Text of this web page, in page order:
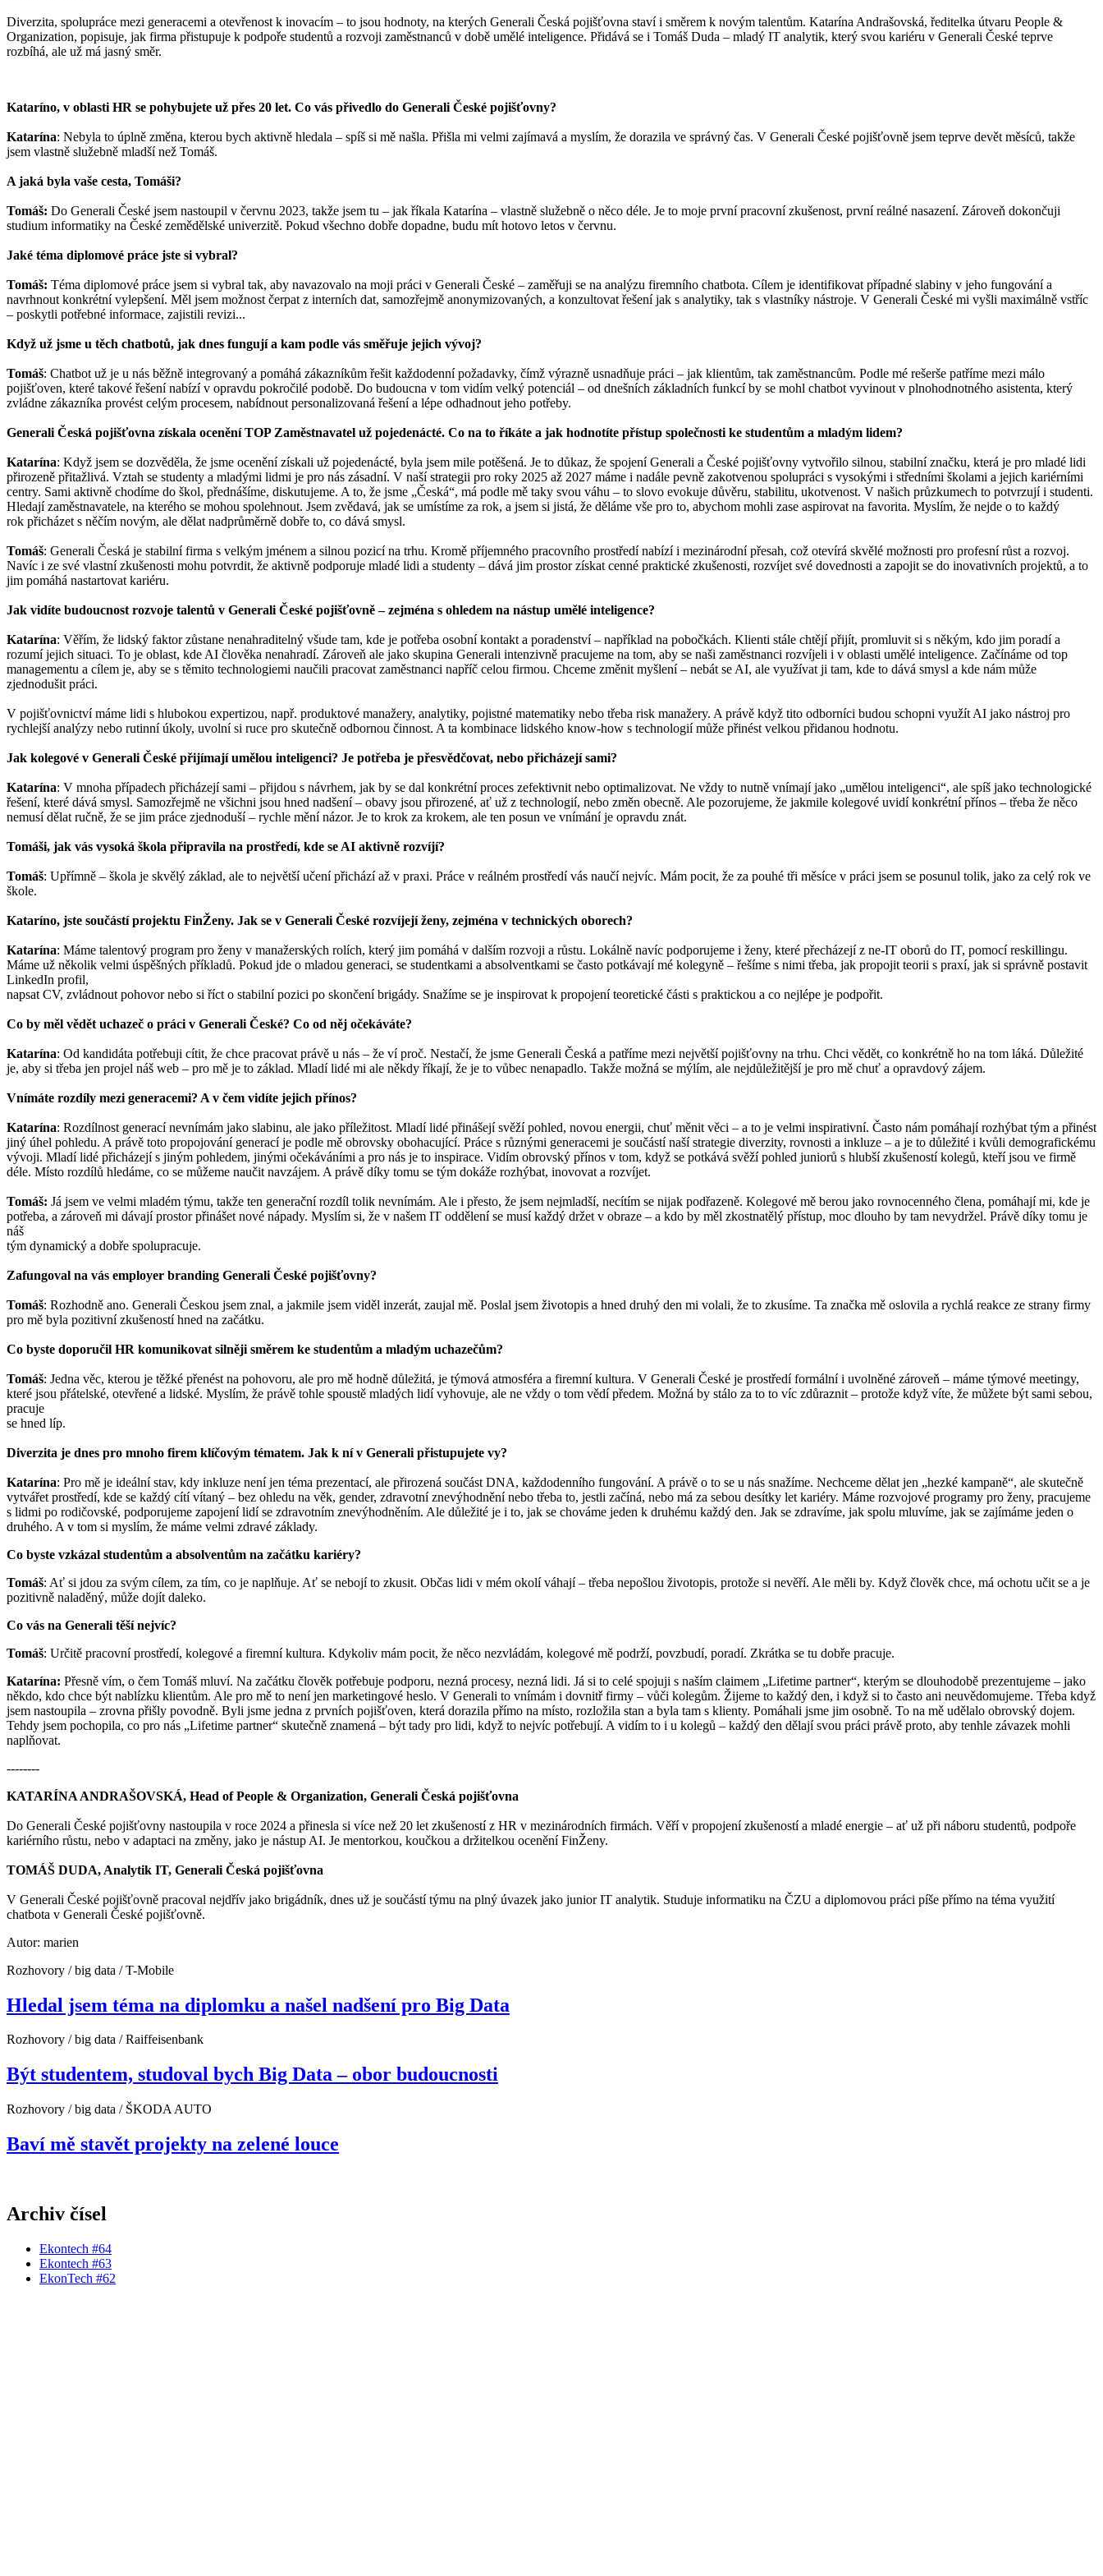
Diverzita, spolupráce mezi generacemi a otevřenost k inovacím – to jsou hodnoty, na kterých Generali Česká pojišťovna staví i směrem k novým talentům. Katarína Andrašovská, ředitelka útvaru People &
Organization, popisuje, jak firma přistupuje k podpoře studentů a rozvoji zaměstnanců v době umělé inteligence. Přidává se i Tomáš Duda – mladý IT analytik, který svou kariéru v Generali České teprve
rozbíhá, ale už má jasný směr.
Kataríno, v oblasti HR se pohybujete už přes 20 let. Co vás přivedlo do Generali České pojišťovny?
Katarína: Nebyla to úplně změna, kterou bych aktivně hledala – spíš si mě našla. Přišla mi velmi zajímavá a myslím, že dorazila ve správný čas. V Generali České pojišťovně jsem teprve devět měsíců, takže
jsem vlastně služebně mladší než Tomáš.
A jaká byla vaše cesta, Tomáši?
Tomáš: Do Generali České jsem nastoupil v červnu 2023, takže jsem tu – jak říkala Katarína – vlastně služebně o něco déle. Je to moje první pracovní zkušenost, první reálné nasazení. Zároveň dokončuji
studium informatiky na České zemědělské univerzitě. Pokud všechno dobře dopadne, budu mít hotovo letos v červnu.
Jaké téma diplomové práce jste si vybral?
Tomáš: Téma diplomové práce jsem si vybral tak, aby navazovalo na moji práci v Generali České – zaměřuji se na analýzu firemního chatbota. Cílem je identifikovat případné slabiny v jeho fungování a
navrhnout konkrétní vylepšení. Měl jsem možnost čerpat z interních dat, samozřejmě anonymizovaných, a konzultovat řešení jak s analytiky, tak s vlastníky nástroje. V Generali České mi vyšli maximálně vstříc
– poskytli potřebné informace, zajistili revizi...
Když už jsme u těch chatbotů, jak dnes fungují a kam podle vás směřuje jejich vývoj?
Tomáš: Chatbot už je u nás běžně integrovaný a pomáhá zákazníkům řešit každodenní požadavky, čímž výrazně usnadňuje práci – jak klientům, tak zaměstnancům. Podle mé rešerše patříme mezi málo
pojišťoven, které takové řešení nabízí v opravdu pokročilé podobě. Do budoucna v tom vidím velký potenciál – od dnešních základních funkcí by se mohl chatbot vyvinout v plnohodnotného asistenta, který
zvládne zákazníka provést celým procesem, nabídnout personalizovaná řešení a lépe odhadnout jeho potřeby.
Generali Česká pojišťovna získala ocenění TOP Zaměstnavatel už pojedenácté. Co na to říkáte a jak hodnotíte přístup společnosti ke studentům a mladým lidem?
Katarína: Když jsem se dozvěděla, že jsme ocenění získali už pojedenácté, byla jsem mile potěšená. Je to důkaz, že spojení Generali a České pojišťovny vytvořilo silnou, stabilní značku, která je pro mladé lidi
přirozeně přitažlivá. Vztah se studenty a mladými lidmi je pro nás zásadní. V naší strategii pro roky 2025 až 2027 máme i nadále pevně zakotvenou spolupráci s vysokými i středními školami a jejich kariérními
centry. Sami aktivně chodíme do škol, přednášíme, diskutujeme. A to, že jsme „Česká“, má podle mě taky svou váhu – to slovo evokuje důvěru, stabilitu, ukotvenost. V našich průzkumech to potvrzují i studenti.
Hledají zaměstnavatele, na kterého se mohou spolehnout. Jsem zvědavá, jak se umístíme za rok, a jsem si jistá, že děláme vše pro to, abychom mohli zase aspirovat na favorita. Myslím, že nejde o to každý
rok přicházet s něčím novým, ale dělat nadprůměrně dobře to, co dává smysl.
Tomáš: Generali Česká je stabilní firma s velkým jménem a silnou pozicí na trhu. Kromě příjemného pracovního prostředí nabízí i mezinárodní přesah, což otevírá skvělé možnosti pro profesní růst a rozvoj.
Navíc i ze své vlastní zkušenosti mohu potvrdit, že aktivně podporuje mladé lidi a studenty – dává jim prostor získat cenné praktické zkušenosti, rozvíjet své dovednosti a zapojit se do inovativních projektů, a to
jim pomáhá nastartovat kariéru.
Jak vidíte budoucnost rozvoje talentů v Generali České pojišťovně – zejména s ohledem na nástup umělé inteligence?
Katarína: Věřím, že lidský faktor zůstane nenahraditelný všude tam, kde je potřeba osobní kontakt a poradenství – například na pobočkách. Klienti stále chtějí přijít, promluvit si s někým, kdo jim poradí a
rozumí jejich situaci. To je oblast, kde AI člověka nenahradí. Zároveň ale jako skupina Generali intenzivně pracujeme na tom, aby se naši zaměstnanci rozvíjeli i v oblasti umělé inteligence. Začínáme od top
managementu a cílem je, aby se s těmito technologiemi naučili pracovat zaměstnanci napříč celou firmou. Chceme změnit myšlení – nebát se AI, ale využívat ji tam, kde to dává smysl a kde nám může
zjednodušit práci.
V pojišťovnictví máme lidi s hlubokou expertizou, např. produktové manažery, analytiky, pojistné matematiky nebo třeba risk manažery. A právě když tito odborníci budou schopni využít AI jako nástroj pro
rychlejší analýzy nebo rutinní úkoly, uvolní si ruce pro skutečně odbornou činnost. A ta kombinace lidského know-how s technologií může přinést velkou přidanou hodnotu.
Jak kolegové v Generali České přijímají umělou inteligenci? Je potřeba je přesvědčovat, nebo přicházejí sami?
Katarína: V mnoha případech přicházejí sami – přijdou s návrhem, jak by se dal konkrétní proces zefektivnit nebo optimalizovat. Ne vždy to nutně vnímají jako „umělou inteligenci“, ale spíš jako technologické
řešení, které dává smysl. Samozřejmě ne všichni jsou hned nadšení – obavy jsou přirozené, ať už z technologií, nebo změn obecně. Ale pozorujeme, že jakmile kolegové uvidí konkrétní přínos – třeba že něco
nemusí dělat ručně, že se jim práce zjednoduší – rychle mění názor. Je to krok za krokem, ale ten posun ve vnímání je opravdu znát.
Tomáši, jak vás vysoká škola připravila na prostředí, kde se AI aktivně rozvíjí?
Tomáš: Upřímně – škola je skvělý základ, ale to největší učení přichází až v praxi. Práce v reálném prostředí vás naučí nejvíc. Mám pocit, že za pouhé tři měsíce v práci jsem se posunul tolik, jako za celý rok ve
škole.
Kataríno, jste součástí projektu FinŽeny. Jak se v Generali České rozvíjejí ženy, zejména v technických oborech?
Katarína: Máme talentový program pro ženy v manažerských rolích, který jim pomáhá v dalším rozvoji a růstu. Lokálně navíc podporujeme i ženy, které přecházejí z ne-IT oborů do IT, pomocí reskillingu.
Máme už několik velmi úspěšných příkladů. Pokud jde o mladou generaci, se studentkami a absolventkami se často potkávají mé kolegyně – řešíme s nimi třeba, jak propojit teorii s praxí, jak si správně postavit
LinkedIn profil,
napsat CV, zvládnout pohovor nebo si říct o stabilní pozici po skončení brigády. Snažíme se je inspirovat k propojení teoretické části s praktickou a co nejlépe je podpořit.
Co by měl vědět uchazeč o práci v Generali České? Co od něj očekáváte?
Katarína: Od kandidáta potřebuji cítit, že chce pracovat právě u nás – že ví proč. Nestačí, že jsme Generali Česká a patříme mezi největší pojišťovny na trhu. Chci vědět, co konkrétně ho na tom láká. Důležité
je, aby si třeba jen projel náš web – pro mě je to základ. Mladí lidé mi ale někdy říkají, že je to vůbec nenapadlo. Takže možná se mýlím, ale nejdůležitější je pro mě chuť a opravdový zájem.
Vnímáte rozdíly mezi generacemi? A v čem vidíte jejich přínos?
Katarína: Rozdílnost generací nevnímám jako slabinu, ale jako příležitost. Mladí lidé přinášejí svěží pohled, novou energii, chuť měnit věci – a to je velmi inspirativní. Často nám pomáhají rozhýbat tým a přinést
jiný úhel pohledu. A právě toto propojování generací je podle mě obrovsky obohacující. Práce s různými generacemi je součástí naší strategie diverzity, rovnosti a inkluze – a je to důležité i kvůli demografickému
vývoji. Mladí lidé přicházejí s jiným pohledem, jinými očekáváními a pro nás je to inspirace. Vidím obrovský přínos v tom, když se potkává svěží pohled juniorů s hlubší zkušeností kolegů, kteří jsou ve firmě
déle. Místo rozdílů hledáme, co se můžeme naučit navzájem. A právě díky tomu se tým dokáže rozhýbat, inovovat a rozvíjet.
Tomáš: Já jsem ve velmi mladém týmu, takže ten generační rozdíl tolik nevnímám. Ale i přesto, že jsem nejmladší, necítím se nijak podřazeně. Kolegové mě berou jako rovnocenného člena, pomáhají mi, kde je
potřeba, a zároveň mi dávají prostor přinášet nové nápady. Myslím si, že v našem IT oddělení se musí každý držet v obraze – a kdo by měl zkostnatělý přístup, moc dlouho by tam nevydržel. Právě díky tomu je
náš
tým dynamický a dobře spolupracuje.
Zafungoval na vás employer branding Generali České pojišťovny?
Tomáš: Rozhodně ano. Generali Českou jsem znal, a jakmile jsem viděl inzerát, zaujal mě. Poslal jsem životopis a hned druhý den mi volali, že to zkusíme. Ta značka mě oslovila a rychlá reakce ze strany firmy
pro mě byla pozitivní zkušeností hned na začátku.
Co byste doporučil HR komunikovat silněji směrem ke studentům a mladým uchazečům?
Tomáš: Jedna věc, kterou je těžké přenést na pohovoru, ale pro mě hodně důležitá, je týmová atmosféra a firemní kultura. V Generali České je prostředí formální i uvolněné zároveň – máme týmové meetingy,
které jsou přátelské, otevřené a lidské. Myslím, že právě tohle spoustě mladých lidí vyhovuje, ale ne vždy o tom vědí předem. Možná by stálo za to to víc zdůraznit – protože když víte, že můžete být sami sebou,
pracuje
se hned líp.
Diverzita je dnes pro mnoho firem klíčovým tématem. Jak k ní v Generali přistupujete vy?
Katarína: Pro mě je ideální stav, kdy inkluze není jen téma prezentací, ale přirozená součást DNA, každodenního fungování. A právě o to se u nás snažíme. Nechceme dělat jen „hezké kampaně“, ale skutečně
vytvářet prostředí, kde se každý cítí vítaný – bez ohledu na věk, gender, zdravotní znevýhodnění nebo třeba to, jestli začíná, nebo má za sebou desítky let kariéry. Máme rozvojové programy pro ženy, pracujeme
s lidmi po rodičovské, podporujeme zapojení lidí se zdravotním znevýhodněním. Ale důležité je i to, jak se chováme jeden k druhému každý den. Jak se zdravíme, jak spolu mluvíme, jak se zajímáme jeden o
druhého. A v tom si myslím, že máme velmi zdravé základy.
Co byste vzkázal studentům a absolventům na začátku kariéry?
Tomáš: Ať si jdou za svým cílem, za tím, co je naplňuje. Ať se nebojí to zkusit. Občas lidi v mém okolí váhají – třeba nepošlou životopis, protože si nevěří. Ale měli by. Když člověk chce, má ochotu učit se a je
pozitivně naladěný, může dojít daleko.
Co vás na Generali těší nejvíc?
Tomáš: Určitě pracovní prostředí, kolegové a firemní kultura. Kdykoliv mám pocit, že něco nezvládám, kolegové mě podrží, povzbudí, poradí. Zkrátka se tu dobře pracuje.
Katarína: Přesně vím, o čem Tomáš mluví. Na začátku člověk potřebuje podporu, nezná procesy, nezná lidi. Já si to celé spojuji s naším claimem „Lifetime partner“, kterým se dlouhodobě prezentujeme – jako
někdo, kdo chce být nablízku klientům. Ale pro mě to není jen marketingové heslo. V Generali to vnímám i dovnitř firmy – vůči kolegům. Žijeme to každý den, i když si to často ani neuvědomujeme. Třeba když
jsem nastoupila – zrovna přišly povodně. Byli jsme jedna z prvních pojišťoven, která dorazila přímo na místo, rozložila stan a byla tam s klienty. Pomáhali jsme jim osobně. To na mě udělalo obrovský dojem.
Tehdy jsem pochopila, co pro nás „Lifetime partner“ skutečně znamená – být tady pro lidi, když to nejvíc potřebují. A vidím to i u kolegů – každý den dělají svou práci právě proto, aby tenhle závazek mohli
naplňovat.
--------
KATARÍNA ANDRAŠOVSKÁ, Head of People & Organization, Generali Česká pojišťovna
Do Generali České pojišťovny nastoupila v roce 2024 a přinesla si více než 20 let zkušeností z HR v mezinárodních firmách. Věří v propojení zkušeností a mladé energie – ať už při náboru studentů, podpoře
kariérního růstu, nebo v adaptaci na změny, jako je nástup AI. Je mentorkou, koučkou a držitelkou ocenění FinŽeny.
TOMÁŠ DUDA, Analytik IT, Generali Česká pojišťovna
V Generali České pojišťovně pracoval nejdřív jako brigádník, dnes už je součástí týmu na plný úvazek jako junior IT analytik. Studuje informatiku na ČZU a diplomovou práci píše přímo na téma využití
chatbota v Generali České pojišťovně.
Autor: marien
Rozhovory / big data / T-Mobile
Hledal jsem téma na diplomku a našel nadšení pro Big Data
Rozhovory / big data / Raiffeisenbank
Být studentem, studoval bych Big Data – obor budoucnosti
Rozhovory / big data / ŠKODA AUTO
Baví mě stavět projekty na zelené louce
Archiv čísel
Ekontech #64
Ekontech #63
EkonTech #62